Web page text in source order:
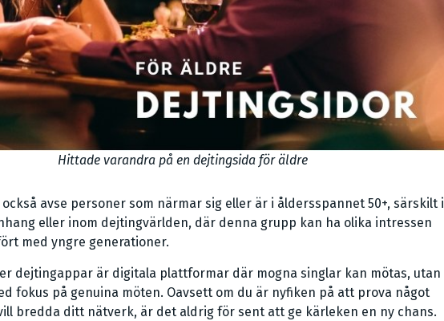
Hittade varandra på en dejtingsida för äldre
avse personer som närmar sig eller är i åldersspannet 50+, särskilt i
eller inom dejtingvärlden, där denna grupp kan ha olika intressen
med yngre generationer.
dejtingappar är digitala plattformar där mogna singlar kan mötas, utan
fokus på genuina möten. Oavsett om du är nyfiken på att prova något
bredda ditt nätverk, är det aldrig för sent att ge kärleken en ny chans.